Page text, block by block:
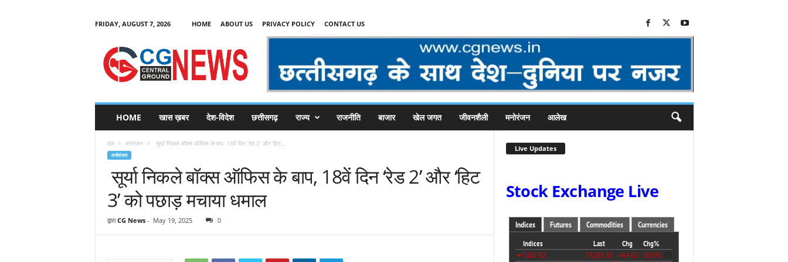
FRIDAY, AUGUST 7, 2026 HOME ABOUT US PRIVACY POLICY CONTACT US
C
HOME खास ख़बर देश-विदेश छत्तीसगढ़ राज्य राजनीति बाजार खेल जगत जीवनशैली मनोरंजन आलेख
होम मनोरंजन सूर्या निकले बॉक्स ऑफिस के बाप, 18वें दिन ‘रेड 2’ और ‘हिट...
मनोरंजन
सूर्या निकले बॉक्स ऑफिस के बाप, 18वें दिन ‘रेड 2’ और ‘हिट
3’ को पछाड़ मचाया धमाल
द्वारा CG News- May 19, 2025 0
Live Updates
Stock Exchange Live